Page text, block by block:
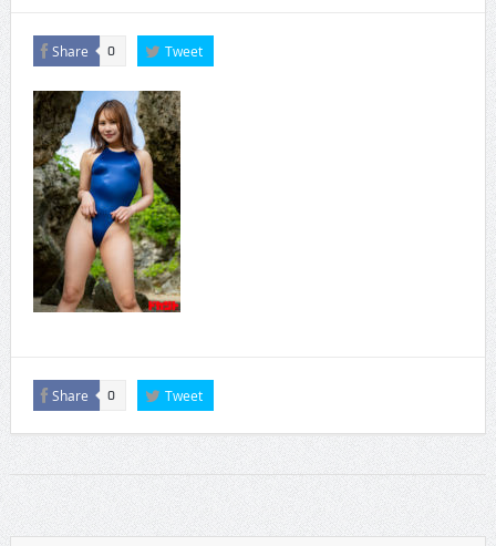
Share 0 Tweet
Share 0 Tweet